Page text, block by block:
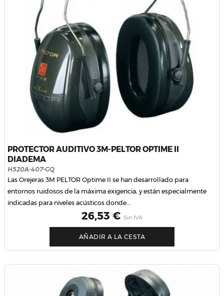
PROTECTOR AUDITIVO 3M-PELTOR OPTIME II
DIADEMA
H520A-407-GQ
Las Orejeras 3M PELTOR Optime II se han desarrollado para
entornos ruidosos de la máxima exigencia, y están especialmente
indicadas para niveles acústicos donde...
Precio
26,53 € Sin IVA
AÑADIR A LA CESTA